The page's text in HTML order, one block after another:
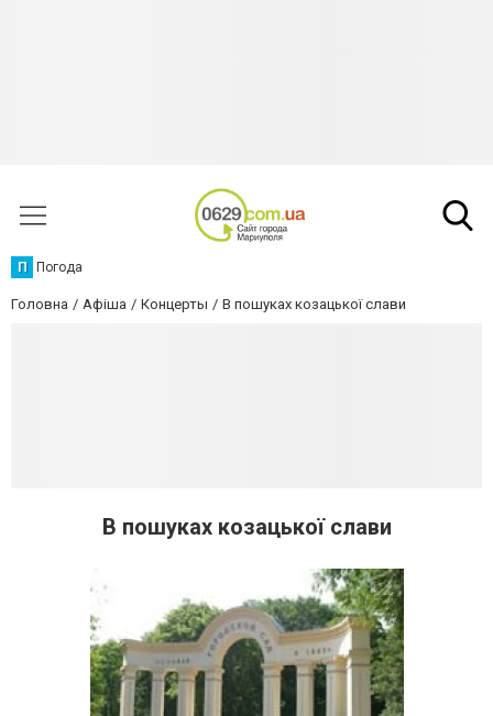
П Погода
Головна Афіша Концерты В пошуках козацької слави
В пошуках козацької слави